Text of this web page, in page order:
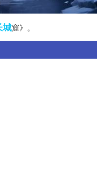
城窟》。